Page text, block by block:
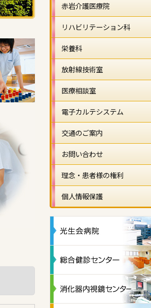
赤岩介護医療院
リハビリテーション科
栄養科
放射線技術室
医療相談室
電子カルテシステム
交通のご案内
お問い合わせ
理念・患者様の権利
個人情報保護